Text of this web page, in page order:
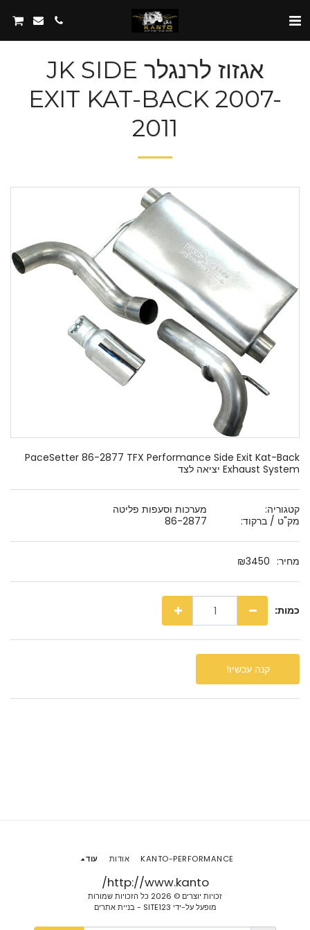
אגזוז לרנגלר JK SIDE
EXIT KAT-BACK 2007-
2011
PaceSetter 86-2877 TFX Performance Side Exit Kat-Back
Exhaust System יציאה לצד
קטגוריה:
מערכות וסעפות פליטה
מק"ט / ברקוד:
מחיר: ₪3450
כמות:
קנה עכשיו!
http://www.kanto/
זכויות יוצרים © 2026 כל הזכויות שמורות
מופעל על-ידי SITE123
-בניית אתרים
KANTO-PERFORMANCE אודות עוד